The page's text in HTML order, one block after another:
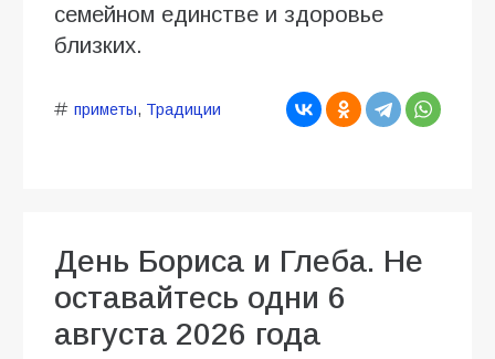
семейном единстве и здоровье
близких.
приметы, Традиции
День Бориса и Глеба. Не
оставайтесь одни 6
августа 2026 года